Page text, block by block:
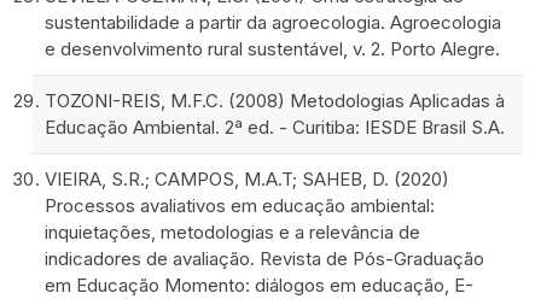
sustentabilidade a partir da agroecologia. Agroecologia
e desenvolvimento rural sustentável, v. 2. Porto Alegre.
TOZONI-REIS, M.F.C. (2008) Metodologias Aplicadas à
Educação Ambiental. 2ª ed. - Curitiba: IESDE Brasil S.A.
VIEIRA, S.R.; CAMPOS, M.A.T; SAHEB, D. (2020)
Processos avaliativos em educação ambiental:
inquietações, metodologias e a relevância de
indicadores de avaliação. Revista de Pós-Graduação
em Educação Momento: diálogos em educação, E-